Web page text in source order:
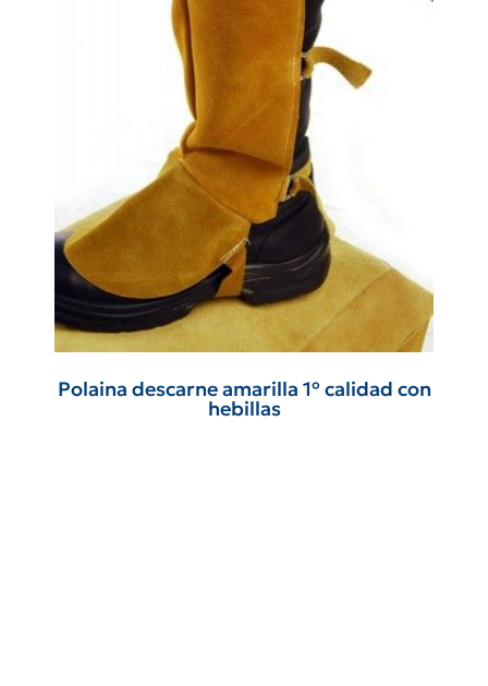
Polaina descarne amarilla 1º calidad con
hebillas